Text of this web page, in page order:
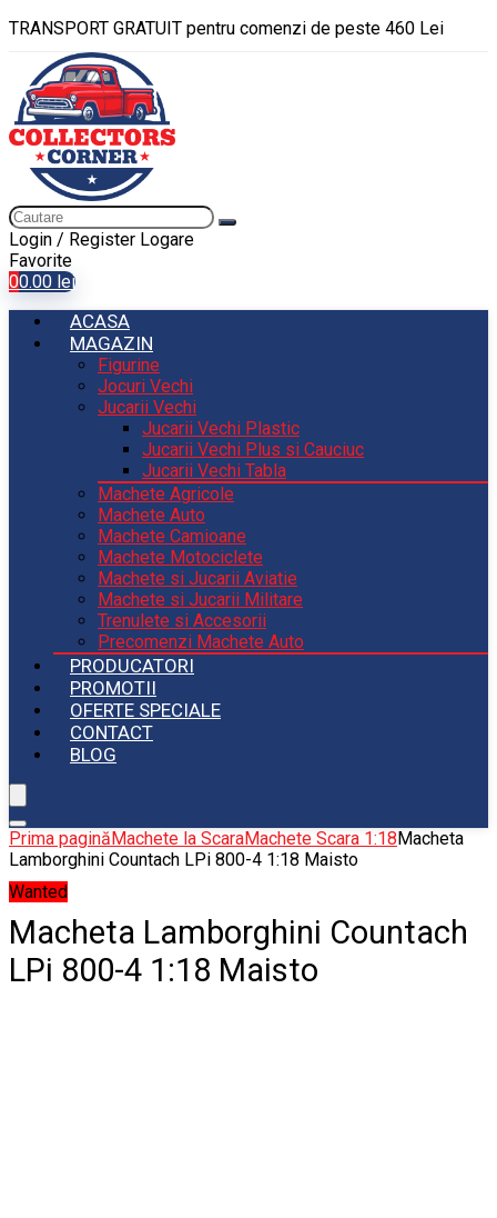
TRANSPORT GRATUIT pentru comenzi de peste 460 Lei
Login / Register Logare
Favorite
00.00 lei
ACASA
MAGAZIN
Figurine
Jocuri Vechi
Jucarii Vechi
Jucarii Vechi Plastic
Jucarii Vechi Plus si Cauciuc
Jucarii Vechi Tabla
Machete Agricole
Machete Auto
Machete Camioane
Machete Motociclete
Machete si Jucarii Aviatie
Machete si Jucarii Militare
Trenulete si Accesorii
Precomenzi Machete Auto
PRODUCATORI
PROMOTII
OFERTE SPECIALE
CONTACT
BLOG
Prima paginăMachete la ScaraMachete Scara 1:18Macheta
Lamborghini Countach LPi 800-4 1:18 Maisto
Wanted
Macheta Lamborghini Countach
LPi 800-4 1:18 Maisto